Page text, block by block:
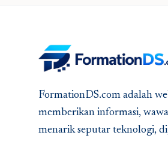
FormationDS.com adalah
memberikan informasi,
menarik seputar teknologi,